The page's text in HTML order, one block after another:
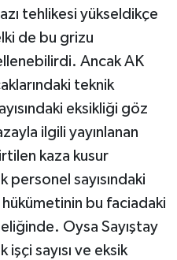
tehlikesi yükseldikçe
de bu grizu
Ancak AK
teknik
eksikliği göz
ilgili yayınlanan
kaza kusur
sayısındaki
bu faciadaki
Oysa Sayıştay
işçi sayısı ve eksik